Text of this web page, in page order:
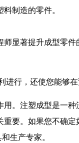
制造的零件。
显著提升成型零
行，还使您能够在
。注塑成型是一
要。如果您不确
生产专家。